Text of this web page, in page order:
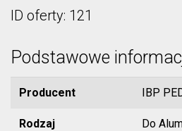
ID oferty: 121
Podstawowe
Producent IBP
Rodzaj Do